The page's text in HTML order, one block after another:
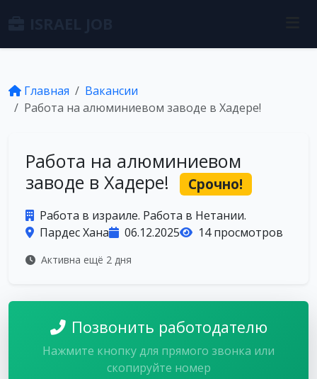
Главная
Вакансии
Работа на алюминиевом заводе в Хадере!
Работа на алюминиевом
заводе в Хадере!
Срочно!
Работа в израиле. Работа в Нетании.
Пардес Хана
06.12.2025 14 просмотров
Активна ещё 2 дня
Позвонить работодателю
Нажмите кнопку для прямого звонка или
скопируйте номер